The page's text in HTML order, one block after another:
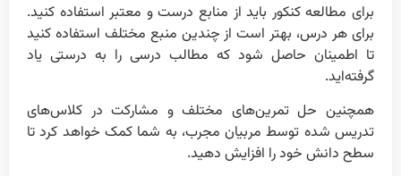
برای مطالعه کنکور باید از منابع درست و معتبر استفاده کنید.
برای هر درس، بهتر است از چندین منبع مختلف استفاده کنید
تا اطمینان حاصل شود که مطالب درسی را به درستی یاد
گرفته‌اید.
همچنین حل تمرین‌های مختلف و مشارکت در کلاس‌های
تدریس شده توسط مربیان مجرب، به شما کمک خواهد کرد تا
سطح دانش خود را افزایش دهید.